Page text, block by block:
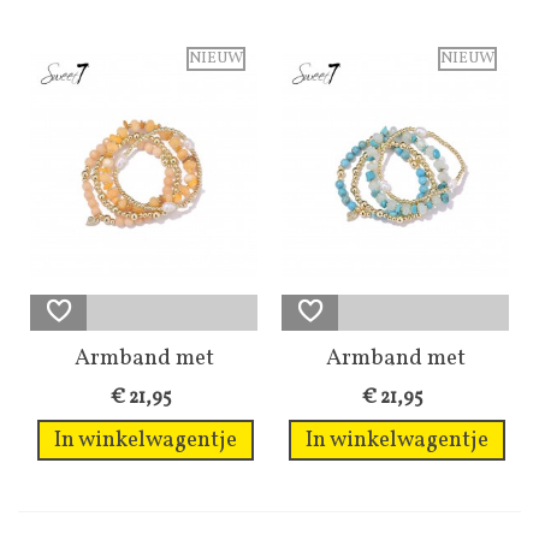
NIEUW
Armband met
perzikkleurige...
€ 21,95
In winkelwagentje
NIEUW
Armband met
turquoise kralen
in...
€ 21,95
In winkelwagentje